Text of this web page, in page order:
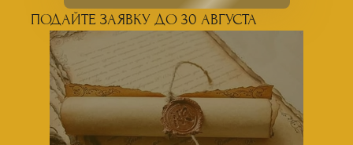
ПОДАЙТЕ ЗАЯВКУ ДО 30 АВГУСТА